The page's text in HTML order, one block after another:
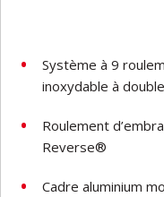
Système à 9
inoxydable à
Roulement
Reverse®
Cadre aluminium